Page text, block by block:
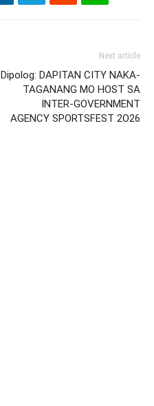
Next article
Dipolog: DAPITAN CITY NAKA-
TAGANANG MO HOST SA
INTER-GOVERNMENT
AGENCY SPORTSFEST 2O26